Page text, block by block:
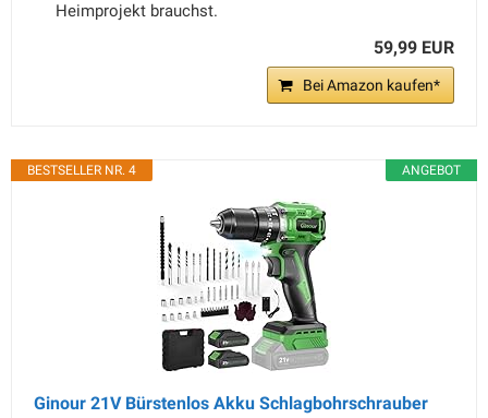
Heimprojekt brauchst.
59,99 EUR
Bei Amazon kaufen*
ANGEBOT
BESTSELLER NR. 4
Ginour 21V Bürstenlos Akku Schlagbohrschrauber